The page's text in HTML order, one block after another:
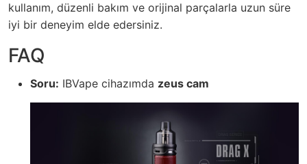
kullanım, düzenli bakım ve orijinal parçalarla uzun süre
iyi bir deneyim elde edersiniz.
FAQ
Soru: IBVape cihazımda zeus cam